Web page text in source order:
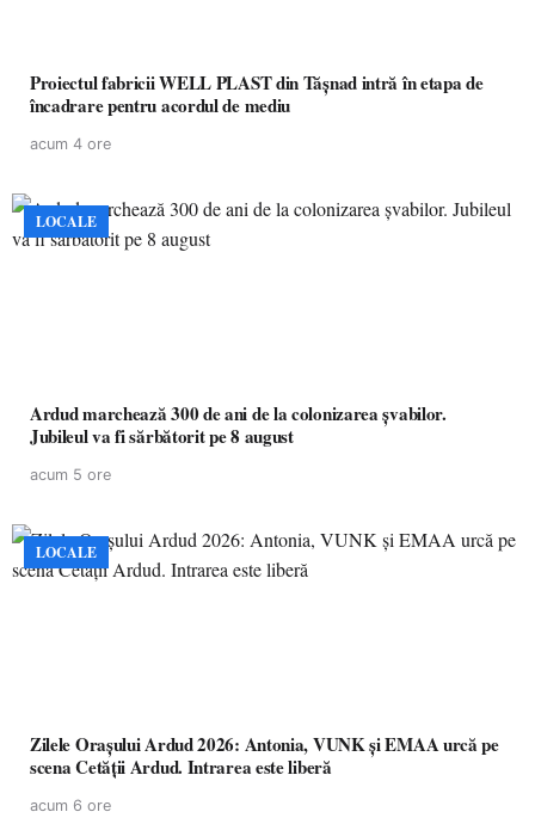
Proiectul fabricii WELL PLAST din Tășnad intră în etapa de
încadrare pentru acordul de mediu
acum 4 ore
LOCALE
Ardud marchează 300 de ani de la colonizarea șvabilor.
Jubileul va fi sărbătorit pe 8 august
acum 5 ore
LOCALE
Zilele Orașului Ardud 2026: Antonia, VUNK și EMAA urcă pe
scena Cetății Ardud. Intrarea este liberă
acum 6 ore